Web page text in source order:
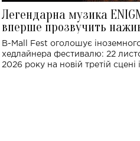
Легендарна музика
вперше прозвучить
Україні: де відбудеться
B-Mall Fest оголошує
хедлайнера фестивалю: 22
2026 року на новій третій